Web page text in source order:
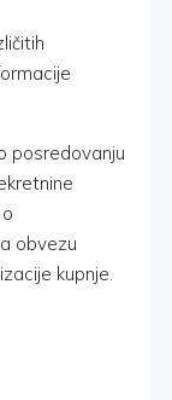
posredovanju
obvezu
kupnje.